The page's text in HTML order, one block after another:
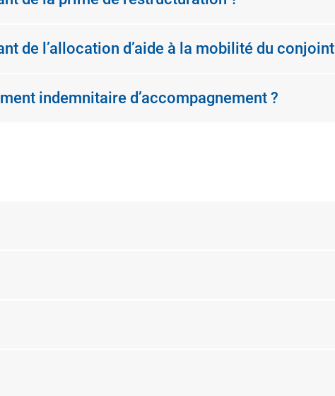
de l’allocation d’aide à la mobilité du
indemnitaire d’accompagnement ?